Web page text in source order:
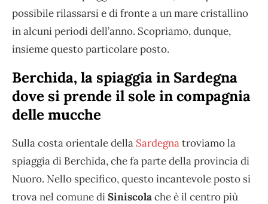
possibile rilassarsi e di fronte a un mare cristallino
in alcuni periodi dell’anno. Scopriamo, dunque,
insieme questo particolare posto.
Berchida, la spiaggia in Sardegna
dove si prende il sole in compagnia
delle mucche
Sulla costa orientale della Sardegnatroviamo la
spiaggia di Berchida, che fa parte della provincia di
Nuoro. Nello specifico, questo incantevole posto si
trova nel comune diSiniscolache è il centro più